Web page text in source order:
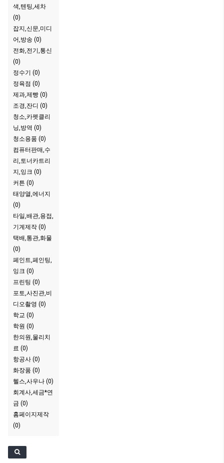
색,텐팅,세차
(0)
잡지,신문,미디
어,방송 (0)
전화,전기,통신
(0)
정수기 (0)
정육점 (0)
제과,제빵 (0)
조경,잔디 (0)
청소,카펫클리
닝,방역 (0)
청소용품 (0)
컴퓨터판매,수
리,토너카트리
지,잉크 (0)
커튼 (0)
태양열,에너지
(0)
타일,배관,용접,
기계제작 (0)
택배,통관,화물
(0)
페인트,페인팅,
잉크 (0)
프린팅 (0)
포토,사진관,비
디오촬영 (0)
학교 (0)
학원 (0)
한의원,물리치
료 (0)
항공사 (0)
화장품 (0)
헬스,사우나 (0)
회계사,세금*연
금 (0)
홈페이지제작
(0)